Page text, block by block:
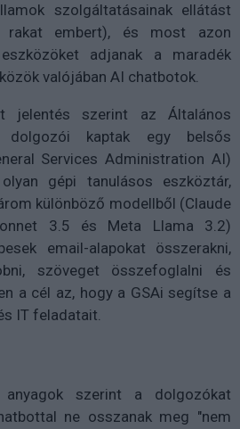
szolgáltatásainak ellátást
rakat embert), és most azon
adjanak a maradék
valójában AI chatbotok.
szerint az Általános
dolgozói kaptak egy belsős
Services Administration AI)
gépi tanulásos eszköztár,
különböző modellből (Claude
3.5 és Meta Llama 3.2)
email-alapokat összerakni,
szöveget összefoglalni és
a cél az, hogy a GSAi segítse a
IT feladatait.
szerint a dolgozókat
ne osszanak meg "nem